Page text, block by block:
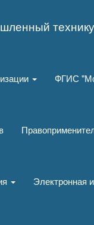
ФГИС
Электронная